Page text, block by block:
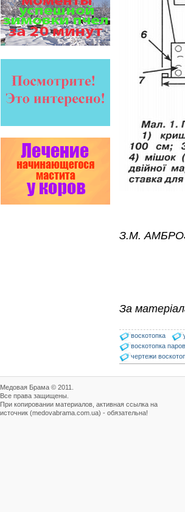
Пчеловоды-долгожители
По результатам
статистического
исследования по
долгожителям старше 100
Пчелы общаются с
помощью языка танцев и
звуков. Это…
ЗАО АГРОБИОПРОМ
обеспечивают самые
высокие показатели
сохранности пчел и
рентабельность пасеки.
Прополис играет решающую
роль в жизни пчелиной
семьи.
современное средство
для лечения варроатоза и
действует на два вида
клеща…
З.М.
За
воскотопка
воскотопка
чертежи
Медовая Брама © 2011.
Все права защищены.
При копировании материалов, активная ссылка на
источник (medovabrama.com.ua) - обязательна!